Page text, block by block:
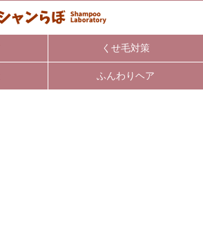
くせ毛対策
ふんわりヘア